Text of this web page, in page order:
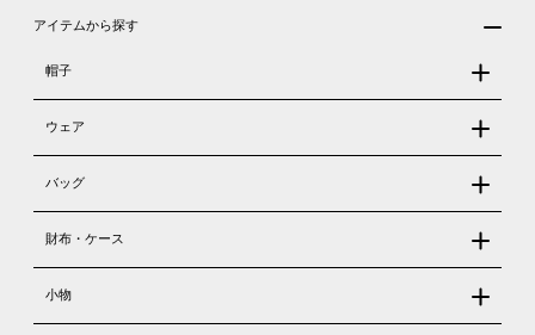
アイテムから探す
帽子
ウェア
バッグ
財布・ケース
小物